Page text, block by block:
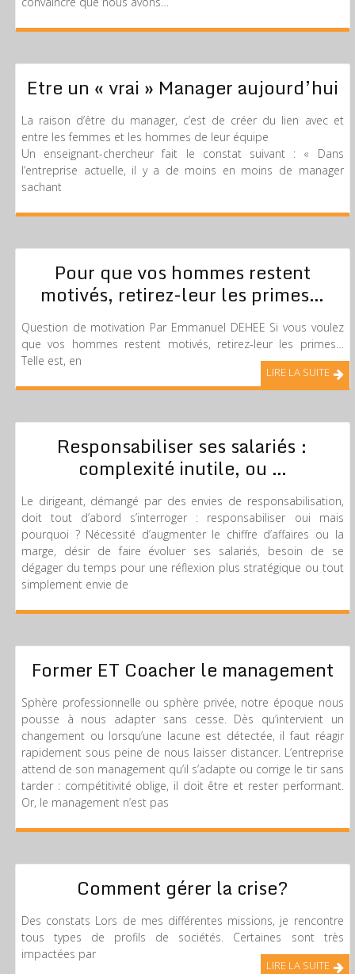
Etre un « vrai » Manager aujourd’hui
La raison d’être du manager, c’est de créer du lien avec et
entre les femmes et les hommes de leur équipe
Un enseignant-chercheur fait le constat suivant : « Dans
l’entreprise actuelle, il y a de moins en moins de manager
sachant
Pour que vos hommes restent
motivés, retirez-leur les primes…
Question de motivation Par Emmanuel DEHEE Si vous voulez
que vos hommes restent motivés, retirez-leur les primes…
Telle est, en
LIRE LA SUITE
Responsabiliser ses salariés :
complexité inutile, ou …
Le dirigeant, démangé par des envies de responsabilisation,
doit tout d’abord s’interroger : responsabiliser oui mais
pourquoi ? Nécessité d’augmenter le chiffre d’affaires ou la
marge, désir de faire évoluer ses salariés, besoin de se
dégager du temps pour une réflexion plus stratégique ou tout
simplement envie de
Former ET Coacher le management
Sphère professionnelle ou sphère privée, notre époque nous
pousse à nous adapter sans cesse. Dès qu’intervient un
changement ou lorsqu’une lacune est détectée, il faut réagir
rapidement sous peine de nous laisser distancer. L’entreprise
attend de son management qu’il s’adapte ou corrige le tir sans
tarder : compétitivité oblige, il doit être et rester performant.
Or, le management n’est pas
Comment gérer la crise?
Des constats Lors de mes différentes missions, je rencontre
tous types de profils de sociétés. Certaines sont très
impactées par
LIRE LA SUITE